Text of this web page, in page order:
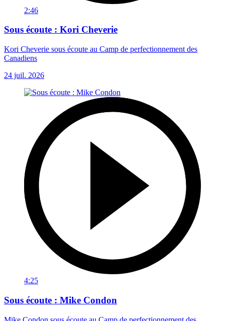
2:46
Sous écoute : Kori Cheverie
Kori Cheverie sous écoute au Camp de perfectionnement des
Canadiens
24 juil. 2026
4:25
Sous écoute : Mike Condon